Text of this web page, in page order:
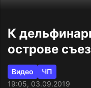
К
острове
Видео
ЧП
19:05, 03.09.2019